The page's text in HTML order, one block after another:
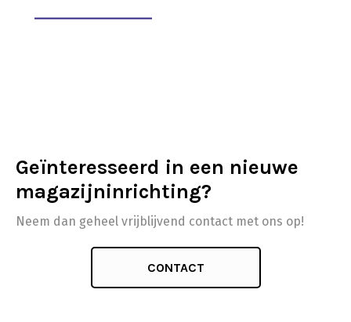
Geïnteresseerd in een nieuwe
magazijninrichting?
Neem dan geheel vrijblijvend contact met ons op!
CONTACT